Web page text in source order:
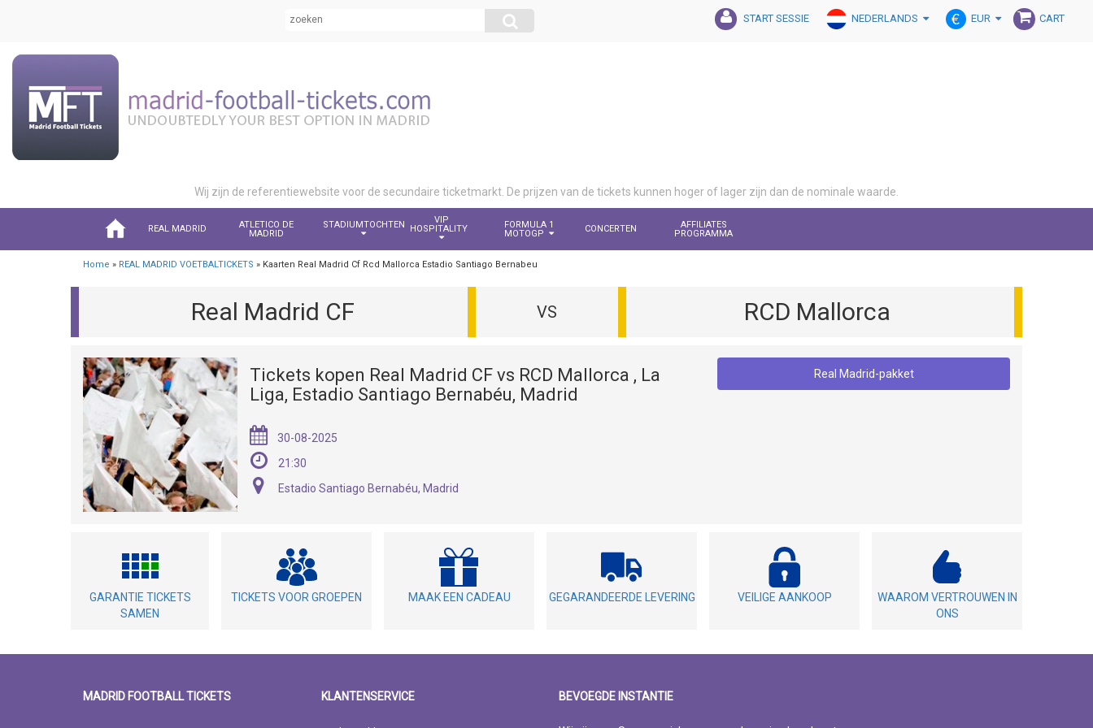
CART
EUR
NEDERLANDS
START SESSIE
Wij zijn de referentiewebsite voor de secundaire ticketmarkt. De prijzen van de tickets kunnen hoger of lager zijn dan de nominale waarde.
REAL MADRID
ATLETICO DE
MADRID
STADIUMTOCHTEN
VIP
HOSPITALITY
FORMULA 1
MOTOGP
CONCERTEN
AFFILIATES
PROGRAMMA
Home » REAL MADRID VOETBALTICKETS » Kaarten Real Madrid Cf Rcd Mallorca Estadio Santiago Bernabeu
Real Madrid CF VS RCD Mallorca
Tickets kopen Real Madrid CF vs RCD Mallorca , La
Liga, Estadio Santiago Bernabéu, Madrid
30-08-2025
21:30
Estadio Santiago Bernabéu, Madrid
Real Madrid-pakket
GARANTIE TICKETS
SAMEN
TICKETS VOOR GROEPEN MAAK EEN CADEAU GEGARANDEERDE LEVERING VEILIGE AANKOOP
WAAROM VERTROUWEN IN
ONS
MADRID FOOTBALL TICKETS KLANTENSERVICE BEVOEGDE INSTANTIE